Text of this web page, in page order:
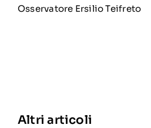
Osservatore Ersilio Teifreto
Altri articoli